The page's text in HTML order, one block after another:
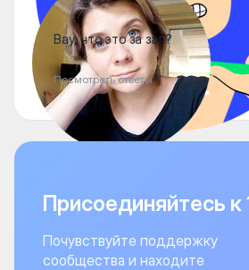
Вау, что это за зал?
Посмотреть ответы
Присоединяйтесь к
Почувствуйте поддержку
сообщества и находите